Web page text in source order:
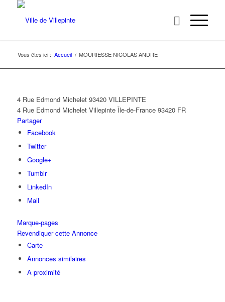
Vous êtes ici : Accueil / MOURIESSE NICOLAS ANDRE
4 Rue Edmond Michelet 93420 VILLEPINTE
4 Rue Edmond Michelet Villepinte Île-de-France 93420 FR
Partager
Facebook
Twitter
Google+
Tumblr
LinkedIn
Mail
Marque-pages
Revendiquer cette Annonce
Carte
Annonces similaires
A proximité